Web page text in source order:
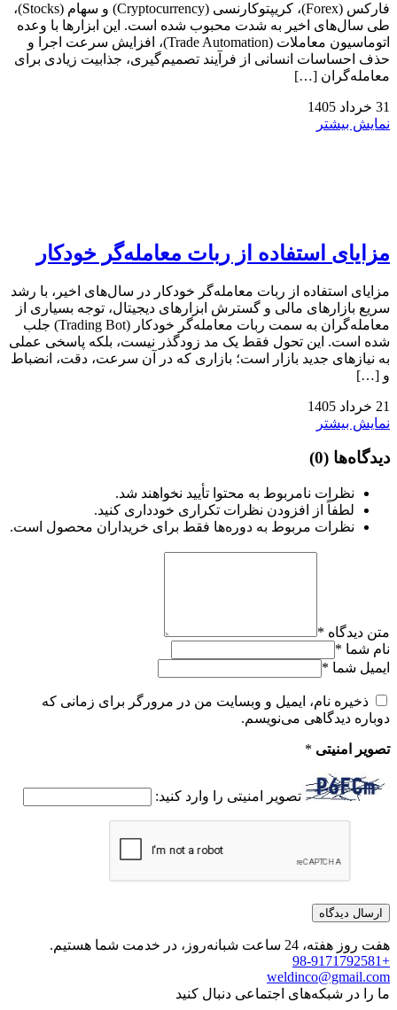
فارکس (Forex)، کریپتوکارنسی (Cryptocurrency) و سهام (Stocks)،
طی سال‌های اخیر به شدت محبوب شده است. این ابزارها با وعده
اتوماسیون معاملات (Trade Automation)، افزایش سرعت اجرا و
حذف احساسات انسانی از فرآیند تصمیم‌گیری، جذابیت زیادی برای
معامله‌گران […]
31 خرداد 1405
نمایش بیشتر
مزایای استفاده از ربات معامله‌گر خودکار
مزایای استفاده از ربات معامله‌گر خودکار در سال‌های اخیر، با رشد
سریع بازارهای مالی و گسترش ابزارهای دیجیتال، توجه بسیاری از
معامله‌گران به سمت ربات معامله‌گر خودکار (Trading Bot) جلب
شده است. این تحول فقط یک مد زودگذر نیست، بلکه پاسخی عملی
به نیازهای جدید بازار است؛ بازاری که در آن سرعت، دقت، انضباط
و […]
21 خرداد 1405
نمایش بیشتر
دیدگاه‌ها (0)
نظرات نامربوط به محتوا تأیید نخواهند شد.
لطفاً از افزودن نظرات تکراری خودداری کنید.
نظرات مربوط به دوره‌ها فقط برای خریداران محصول است.
متن دیدگاه *
نام شما *
ایمیل شما *
ذخیره نام، ایمیل و وبسایت من در مرورگر برای زمانی که
دوباره دیدگاهی می‌نویسم.
تصویر امنیتی *
تصویر امنیتی را وارد کنید:
هفت روز هفته، 24 ساعت شبانه‌روز، در خدمت شما هستیم.
+98-9171792581
weldinco@gmail.com
ما را در شبکه‌های اجتماعی دنبال کنید